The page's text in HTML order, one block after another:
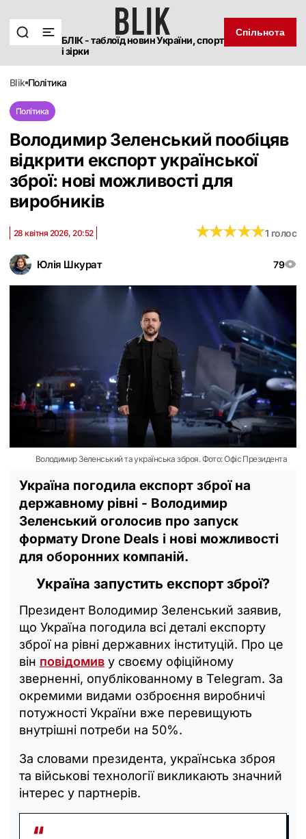
БЛІК - таблоїд новин України, спорт
і зірки
Спільнота
blik політика
Політика
Володимир Зеленський пообіцяв
відкрити експорт української
зброї: нові можливості для
виробників
Юлія Шкурат 79
28 квітня 2026, 20:52 ★★★★★
★★★★★1 голос
Володимир Зеленський та українська зброя. Фото: Офіс Президента
Україна погодила експорт зброї на
державному рівні - Володимир
Зеленський оголосив про запуск
формату Drone Deals і нові можливості
для оборонних компаній.
Україна запустить експорт зброї?
Президент Володимир Зеленський заявив,
що Україна погодила всі деталі експорту
зброї на рівні державних інституцій. Про це
він повідомив у своєму офіційному
зверненні, опублікованному в Telegram. За
окремими видами озброєння виробничі
потужності України вже перевищують
внутрішні потреби на 50%.
За словами президента, українська зброя
та військові технології викликають значний
інтерес у партнерів.